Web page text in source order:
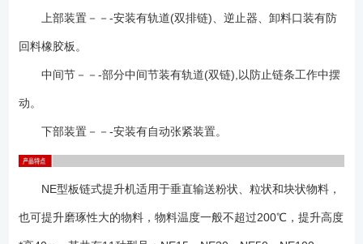
上部装置－－-安装有轨道(双排链)、逆止器、卸料口装有防
回料橡胶板。
中间节－－-部分中间节装有轨道(双链),以防止链条工作中摆
动。
下部装置－－-安装有自动张紧装置。
NE型板链式提升机适用于垂直输送粉状、粒状和块状物料，
也可提升磨琢性大的物料，物料温度一般不超过200℃，提升高度